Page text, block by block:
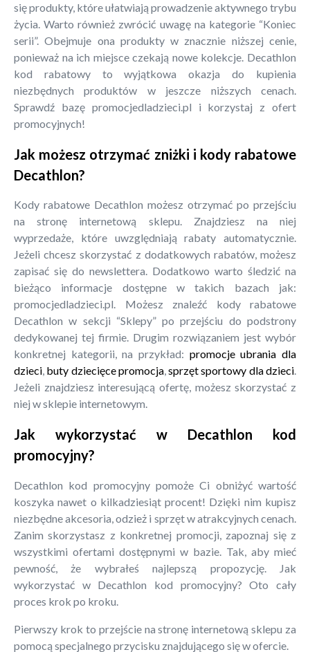
się produkty, które ułatwiają prowadzenie aktywnego trybu
życia. Warto również zwrócić uwagę na kategorie “Koniec
serii”. Obejmuje ona produkty w znacznie niższej cenie,
ponieważ na ich miejsce czekają nowe kolekcje. Decathlon
kod rabatowy to wyjątkowa okazja do kupienia
niezbędnych produktów w jeszcze niższych cenach.
Sprawdź bazę promocjedladzieci.pl i korzystaj z ofert
promocyjnych!
Jak możesz otrzymać zniżki i kody rabatowe
Decathlon?
Kody rabatowe Decathlon możesz otrzymać po przejściu
na stronę internetową sklepu. Znajdziesz na niej
wyprzedaże, które uwzględniają rabaty automatycznie.
Jeżeli chcesz skorzystać z dodatkowych rabatów, możesz
zapisać się do newslettera. Dodatkowo warto śledzić na
bieżąco informacje dostępne w takich bazach jak:
promocjedladzieci.pl. Możesz znaleźć kody rabatowe
Decathlon w sekcji “Sklepy” po przejściu do podstrony
dedykowanej tej firmie. Drugim rozwiązaniem jest wybór
konkretnej kategorii, na przykład: promocje ubrania dla
dzieci, buty dziecięce promocja,sprzęt sportowy dla dzieci.
Jeżeli znajdziesz interesującą ofertę, możesz skorzystać z
niej w sklepie internetowym.
Jak wykorzystać w Decathlon kod
promocyjny?
Decathlon kod promocyjny pomoże Ci obniżyć wartość
koszyka nawet o kilkadziesiąt procent! Dzięki nim kupisz
niezbędne akcesoria, odzież i sprzęt w atrakcyjnych cenach.
Zanim skorzystasz z konkretnej promocji, zapoznaj się z
wszystkimi ofertami dostępnymi w bazie. Tak, aby mieć
pewność, że wybrałeś najlepszą propozycję. Jak
wykorzystać w Decathlon kod promocyjny? Oto cały
proces krok po kroku.
Pierwszy krok to przejście na stronę internetową sklepu za
pomocą specjalnego przycisku znajdującego się w ofercie.